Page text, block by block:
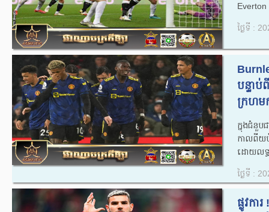
ថ្ងៃទី :
បន្ទា
ក្រហម
ក្នុងជំនួ
កាលពីយ
ដោយលទ្
ថ្ងៃទី :
ផ្លូវកា